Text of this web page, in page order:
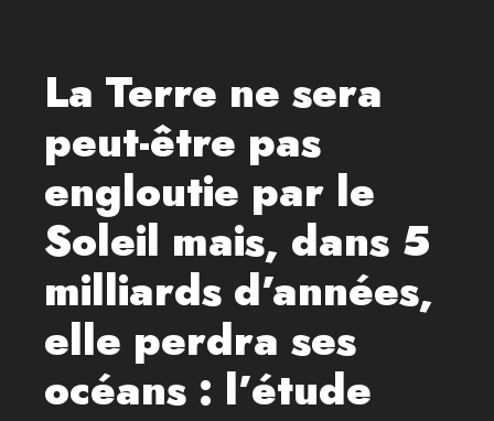
La Terre ne sera
peut-être pas
engloutie par le
Soleil mais, dans 5
milliards d’années,
elle perdra ses
océans : l’étude